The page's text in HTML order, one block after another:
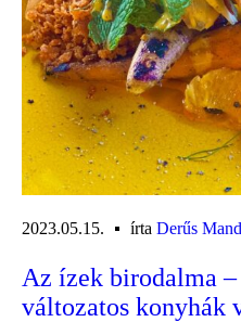
2023.05.15. írta Derűs
Az ízek birodalma
változatos konyhák